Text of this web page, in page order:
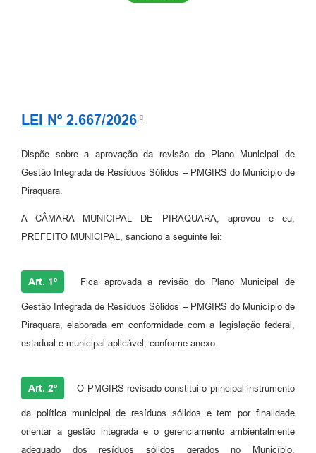
LEI Nº 2.667/2026
Dispõe sobre a aprovação da revisão do Plano Municipal de
Gestão Integrada de Resíduos Sólidos – PMGIRS do Município de
Piraquara.
A CÂMARA MUNICIPAL DE PIRAQUARA, aprovou e eu,
PREFEITO MUNICIPAL, sanciono a seguinte lei:
Art. 1º Fica aprovada a revisão do Plano Municipal de
Gestão Integrada de Resíduos Sólidos – PMGIRS do Município de
Piraquara, elaborada em conformidade com a legislação federal,
estadual e municipal aplicável, conforme anexo.
Art. 2º O PMGIRS revisado constitui o principal instrumento
da política municipal de resíduos sólidos e tem por finalidade
orientar a gestão integrada e o gerenciamento ambientalmente
adequado dos resíduos sólidos gerados no Município,